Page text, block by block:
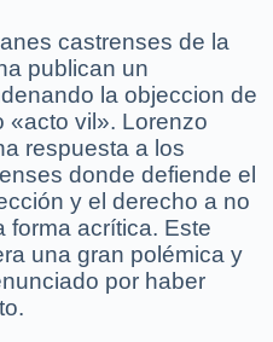
castrenses de la
publican un
la objeccion de
«acto vil». Lorenzo
respuesta a los
donde defiende el
y el derecho a no
forma acrítica. Este
una gran polémica y
por haber